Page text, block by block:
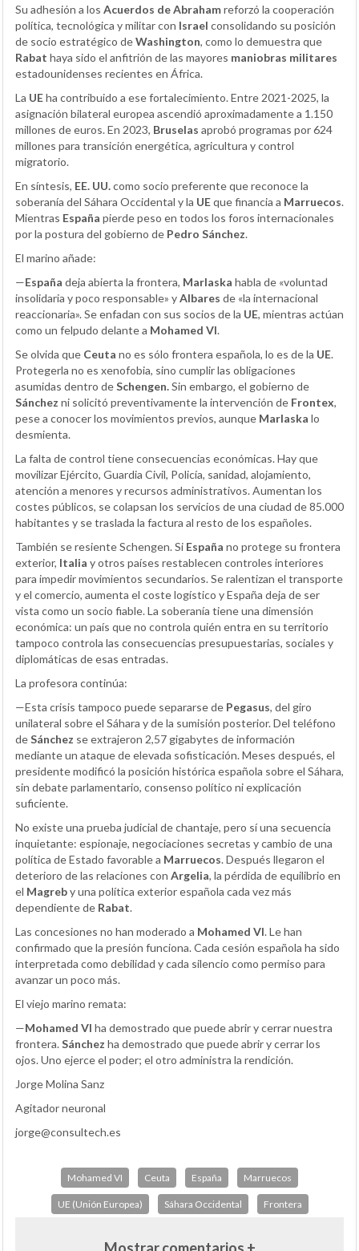
Su adhesión a los Acuerdos de Abrahamreforzó la cooperación
política, tecnológica y militar con Israel consolidando su posición
de socio estratégico deWashington, como lo demuestra que
Rabat haya sido el anfitrión de las mayores maniobras militares
estadounidenses recientes en África.
La UEha contribuido a ese fortalecimiento. Entre 2021-2025, la
asignación bilateral europea ascendió aproximadamente a 1.150
millones de euros. En 2023, Bruselas aprobó programas por 624
millones para transición energética, agricultura y control
migratorio.
En síntesis, EE. UU.como socio preferente que reconoce la
soberanía del Sáhara Occidental y la UEque financia a Marruecos.
Mientras España pierde peso en todos los foros internacionales
por la postura del gobierno de Pedro Sánchez.
El marino añade:
—España deja abierta la frontera, Marlaska habla de «voluntad
insolidaria y poco responsable» yAlbares de «la internacional
reaccionaria». Se enfadan con sus socios de la UE, mientras actúan
como un felpudo delante a Mohamed VI.
Se olvida que Ceuta no es sólo frontera española, lo es de la UE.
Protegerla no es xenofobia, sino cumplir las obligaciones
asumidas dentro deSchengen.Sin embargo, el gobierno de
Sánchez ni solicitó preventivamente la intervención de Frontex,
pese a conocer los movimientos previos, aunque Marlaska lo
desmienta.
La falta de control tiene consecuencias económicas. Hay que
movilizar Ejército, Guardia Civil, Policía, sanidad, alojamiento,
atención a menores y recursos administrativos. Aumentan los
costes públicos, se colapsan los servicios de una ciudad de 85.000
habitantes y se traslada la factura al resto de los españoles.
También se resiente Schengen. Si España no protege su frontera
exterior, Italia y otros países restablecen controles interiores
para impedir movimientos secundarios. Se ralentizan el transporte
y el comercio, aumenta el coste logístico y España deja de ser
vista como un socio fiable. La soberanía tiene una dimensión
económica: un país que no controla quién entra en su territorio
tampoco controla las consecuencias presupuestarias, sociales y
diplomáticas de esas entradas.
La profesora continúa:
—Esta crisis tampoco puede separarse de Pegasus, del giro
unilateral sobre el Sáhara y de la sumisión posterior. Del teléfono
deSánchez se extrajeron 2,57 gigabytes de información
mediante un ataque de elevada sofisticación. Meses después, el
presidente modificó la posición histórica española sobre el Sáhara,
sin debate parlamentario, consenso político ni explicación
suficiente.
No existe una prueba judicial de chantaje, pero sí una secuencia
inquietante: espionaje, negociaciones secretas y cambio de una
política de Estado favorable a Marruecos. Después llegaron el
deterioro de las relaciones con Argelia, la pérdida de equilibrio en
el Magreby una política exterior española cada vez más
dependiente de Rabat.
Las concesiones no han moderado a Mohamed VI. Le han
confirmado que la presión funciona. Cada cesión española ha sido
interpretada como debilidad y cada silencio como permiso para
avanzar un poco más.
El viejo marino remata:
—Mohamed VI ha demostrado que puede abrir y cerrar nuestra
frontera.Sánchez ha demostrado que puede abrir y cerrar los
ojos. Uno ejerce el poder; el otro administra la rendición.
Jorge Molina Sanz
Agitador neuronal
jorge@consultech.es
Mohamed VI Ceuta España Marruecos
UE (Unión Europea) Sáhara Occidental Frontera